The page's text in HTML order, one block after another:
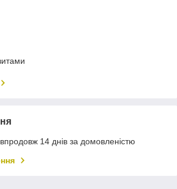
14 днів за домовленістю